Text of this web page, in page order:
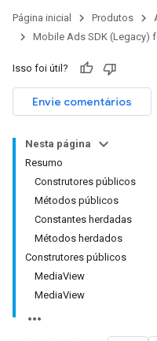
Página inicial Produtos
Mobile Ads SDK (Legacy)
Isso foi útil?
Envie comentários
Nesta página
Resumo
Construtores públicos
Métodos públicos
Constantes herdadas
Métodos herdados
Construtores públicos
MediaView
MediaView